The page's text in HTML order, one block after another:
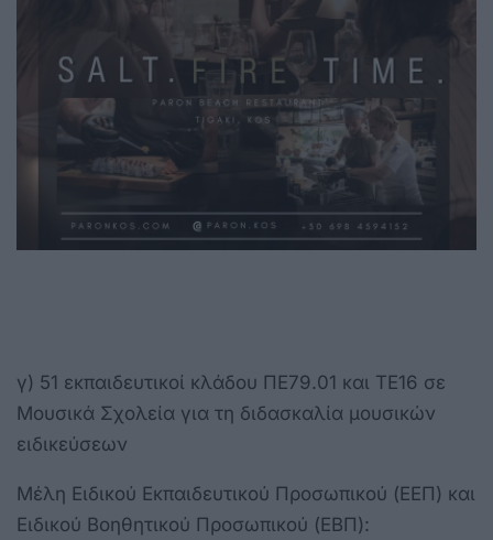
γ) 51 εκπαιδευτικοί κλάδου ΠΕ79.01 και ΤΕ16 σε
Μουσικά Σχολεία για τη διδασκαλία μουσικών
ειδικεύσεων
Μέλη Ειδικού Εκπαιδευτικού Προσωπικού (ΕΕΠ) και
Ειδικού Βοηθητικού Προσωπικού (ΕΒΠ):